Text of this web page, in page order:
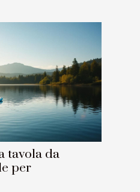
tavola da
per